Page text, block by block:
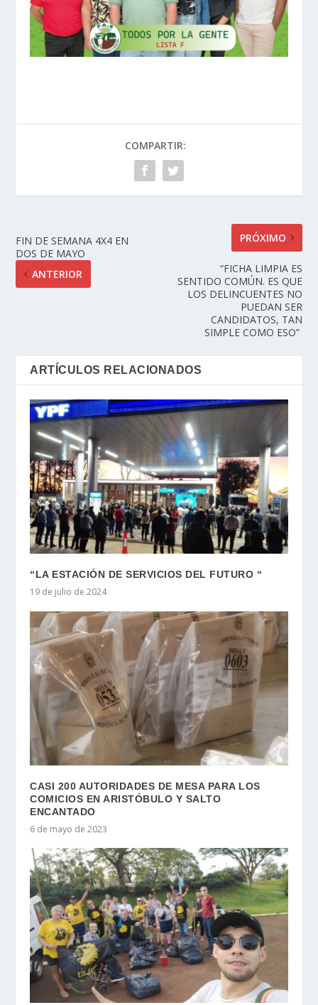
COMPARTIR:
FIN DE SEMANA 4X4 EN
DOS DE MAYO
ANTERIOR
PRÓXIMO
“FICHA LIMPIA ES
SENTIDO COMÚN. ES QUE
LOS DELINCUENTES NO
PUEDAN SER
CANDIDATOS, TAN
SIMPLE COMO ESO”
ARTÍCULOS RELACIONADOS
“LA ESTACIÓN DE SERVICIOS DEL FUTURO “
19 de julio de 2024
CASI 200 AUTORIDADES DE MESA PARA LOS
COMICIOS EN ARISTÓBULO Y SALTO
ENCANTADO
6 de mayo de 2023